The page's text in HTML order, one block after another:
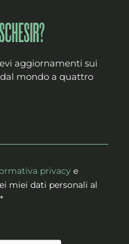
aggiornamenti sui
mondo a quattro
privacye
miei dati personali al